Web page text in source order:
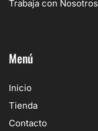
Trabaja con Nosotros
Menú
Inicio
Tienda
Contacto